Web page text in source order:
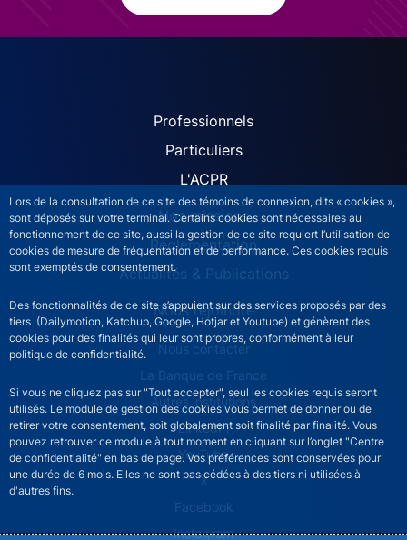
Lors de la consultation de ce site des témoins de connexion, dits « cookies »,
sont déposés sur votre terminal. Certains cookies sont nécessaires au
fonctionnement de ce site, aussi la gestion de ce site requiert l’utilisation de
cookies de mesure de fréquentation et de performance. Ces cookies requis
sont exemptés de consentement.
Des fonctionnalités de ce site s’appuient sur des services proposés par des
tiers (Dailymotion, Katchup, Google, Hotjar et Youtube) et génèrent des
cookies pour des finalités qui leur sont propres, conformément à leur
politique de confidentialité.
Si vous ne cliquez pas sur "Tout accepter", seul les cookies requis seront
utilisés. Le module de gestion des cookies vous permet de donner ou de
retirer votre consentement, soit globalement soit finalité par finalité. Vous
pouvez retrouver ce module à tout moment en cliquant sur l’onglet "Centre
de confidentialité" en bas de page. Vos préférences sont conservées pour
une durée de 6 mois. Elles ne sont pas cédées à des tiers ni utilisées à
d'autres fins.
ACPR site navigation
Professionnels
Particuliers
L'ACPR
Nos missions
Réglementation
Actualités & Publications
Nous rejoindre
ACPR footer secondary menu (French)
Nous contacter
La Banque de France
Autres institutions
LinkedIn
YouTube
X
Facebook
Instagram